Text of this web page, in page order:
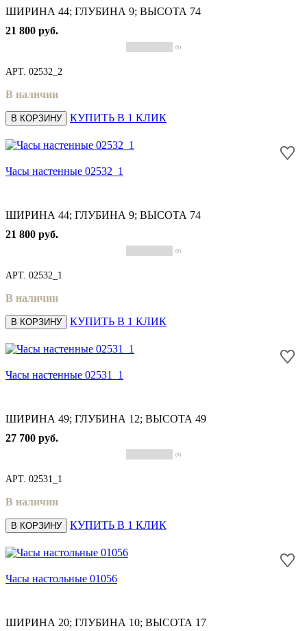
ШИРИНА 44; ГЛУБИНА 9; ВЫСОТА 74
21 800 руб.
(0)
АРТ. 02532_2
В наличии
В КОРЗИНУ КУПИТЬ В 1 КЛИК
Часы настенные 02532_1
ШИРИНА 44; ГЛУБИНА 9; ВЫСОТА 74
21 800 руб.
(0)
АРТ. 02532_1
В наличии
В КОРЗИНУ КУПИТЬ В 1 КЛИК
Часы настенные 02531_1
ШИРИНА 49; ГЛУБИНА 12; ВЫСОТА 49
27 700 руб.
(0)
АРТ. 02531_1
В наличии
В КОРЗИНУ КУПИТЬ В 1 КЛИК
Часы настольные 01056
ШИРИНА 20; ГЛУБИНА 10; ВЫСОТА 17